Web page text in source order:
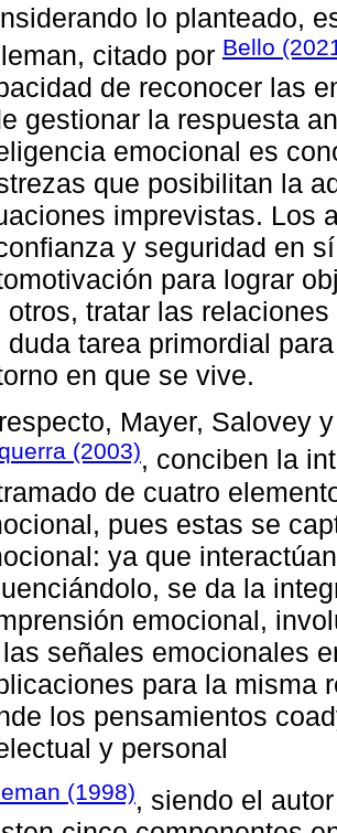
lo planteado,
citado por Bello
de reconocer las
gestionar la respuesta
emocional es
que posibilitan la
imprevistas. Los
y seguridad en
para lograr
otros, tratar las
duda tarea primordial
en que se vive.
Mayer, Salovey
(2003), conciben la
de cuatro
pues estas se
ya que
se da la
emocional,
señales emocionales
para la misma
los pensamientos
y personal
(1998), siendo el